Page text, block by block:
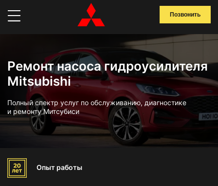
Позвонить
Ремонт насоса гидроусилителя
Mitsubishi
Полный спектр услуг по обслуживанию, диагностике
и ремонту Митсубиси
Опыт работы